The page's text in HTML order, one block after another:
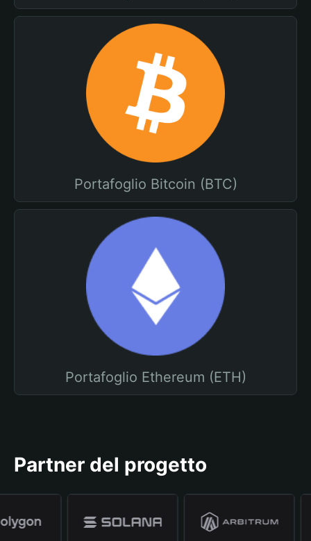
Portafoglio Bitcoin (BTC)
Portafoglio Ethereum (ETH)
Partner del progetto